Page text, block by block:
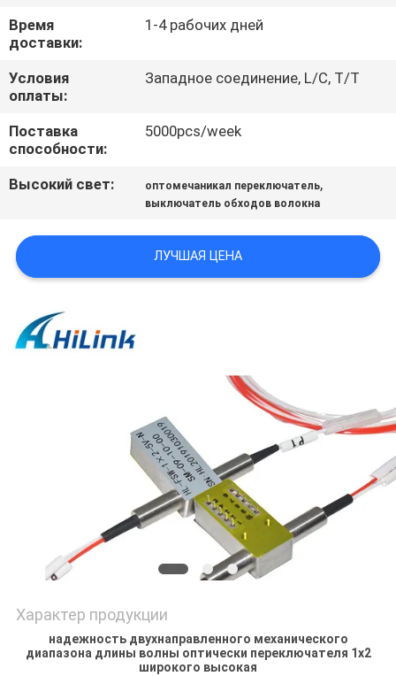
НОВОСТИ
СЛУЧАИ
ЗАПРОСИТЕ
САЙТА
ПОЛИТИКА
КОНФИДЕНЦИАЛЬНОСТИ
Время
доставки:
1-4 рабочих дней
Условия
оплаты:
Западное соединение, L/C, T/T
Поставка
способности:
5000pcs/week
Высокий свет: оптомечаникал переключатель,
выключатель обходов волокна
ЛУЧШАЯ ЦЕНА
Характер продукции
надежность двухнаправленного механического
диапазона длины волны оптически переключателя 1x2
широкого высокая